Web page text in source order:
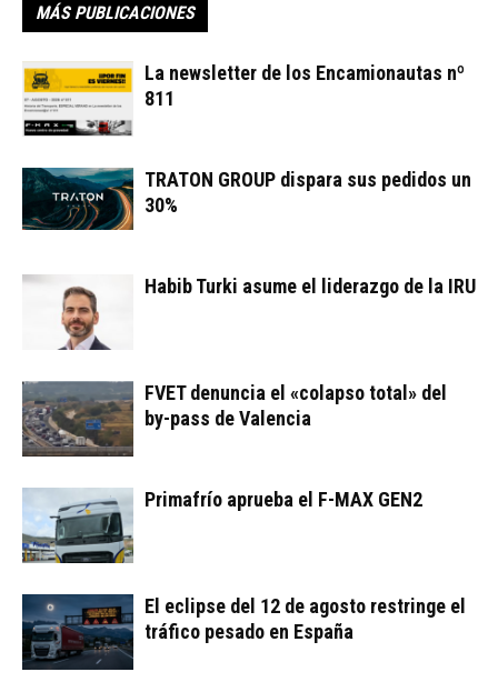
MÁS PUBLICACIONES
La newsletter de los Encamionautas nº
811
TRATON GROUP dispara sus pedidos un
30%
Habib Turki asume el liderazgo de la IRU
FVET denuncia el «colapso total» del
by-pass de Valencia
Primafrío aprueba el F-MAX GEN2
El eclipse del 12 de agosto restringe el
tráfico pesado en España